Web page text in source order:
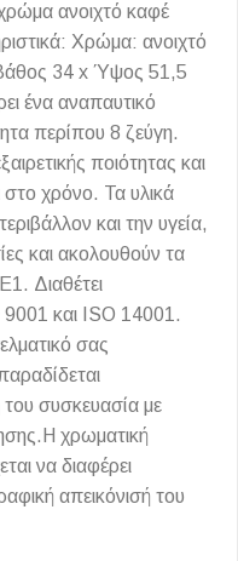
ανοιχτό καφέ
Χρώμα: ανοιχτό
34 x Ύψος 51,5
ένα αναπαυτικό
περίπου 8 ζεύγη.
ποιότητας και
χρόνο. Τα υλικά
και την υγεία,
και ακολουθούν τα
Διαθέτει
και ISO 14001.
σας
συσκευασία με
χρωματική
να διαφέρει
απεικόνισή του